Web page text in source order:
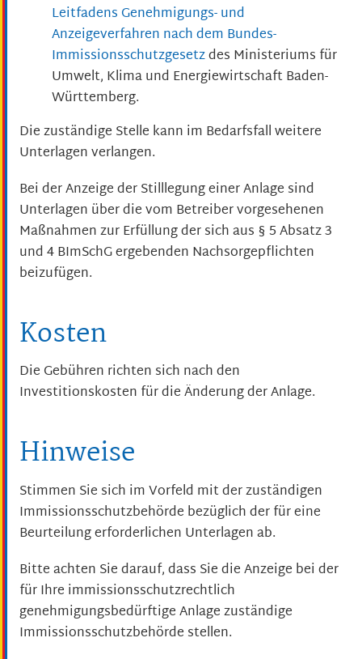
Leitfadens Genehmigungs- und
Anzeigeverfahren nach dem Bundes-
Immissionsschutzgesetzdes Ministeriums für
Umwelt, Klima und Energiewirtschaft Baden-
Württemberg.
Die zuständige Stelle kann im Bedarfsfall weitere
Unterlagen verlangen.
Bei der Anzeige der Stilllegung einer Anlage sind
Unterlagen über die vom Betreiber vorgesehenen
Maßnahmen zur Erfüllung der sich aus § 5 Absatz 3
und 4 BImSchG ergebenden Nachsorgepflichten
beizufügen.
Kosten
Die Gebühren richten sich nach den
Investitionskosten für die Änderung der Anlage.
Hinweise
Stimmen Sie sich im Vorfeld mit der zuständigen
Immissionsschutzbehörde bezüglich der für eine
Beurteilung erforderlichen Unterlagen ab.
Bitte achten Sie darauf, dass Sie die Anzeige bei der
für Ihre immissionsschutzrechtlich
genehmigungsbedürftige Anlage zuständige
Immissionsschutzbehörde stellen.